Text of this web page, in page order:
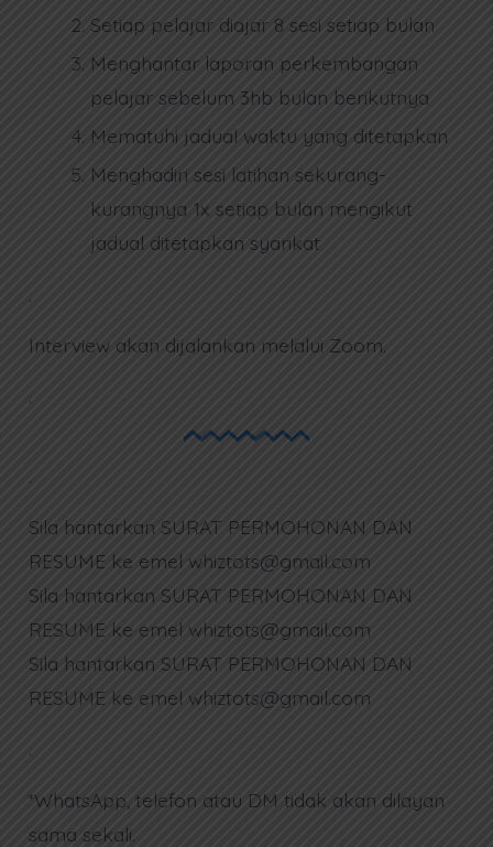
Setiap pelajar diajar 8 sesi setiap bulan
Menghantar laporan perkembangan
pelajar sebelum 3hb bulan berikutnya
Mematuhi jadual waktu yang ditetapkan
Menghadiri sesi latihan sekurang-
kurangnya 1x setiap bulan mengikut
jadual ditetapkan syarikat
.
Interview akan dijalankan melalui Zoom.
.
Sila hantarkan SURAT PERMOHONAN DAN
RESUME ke emel whiztots@gmail.com
Sila hantarkan SURAT PERMOHONAN DAN
RESUME ke emel whiztots@gmail.com
Sila hantarkan SURAT PERMOHONAN DAN
RESUME ke emel whiztots@gmail.com
.
*WhatsApp, telefon atau DM tidak akan dilayan
sama sekali.